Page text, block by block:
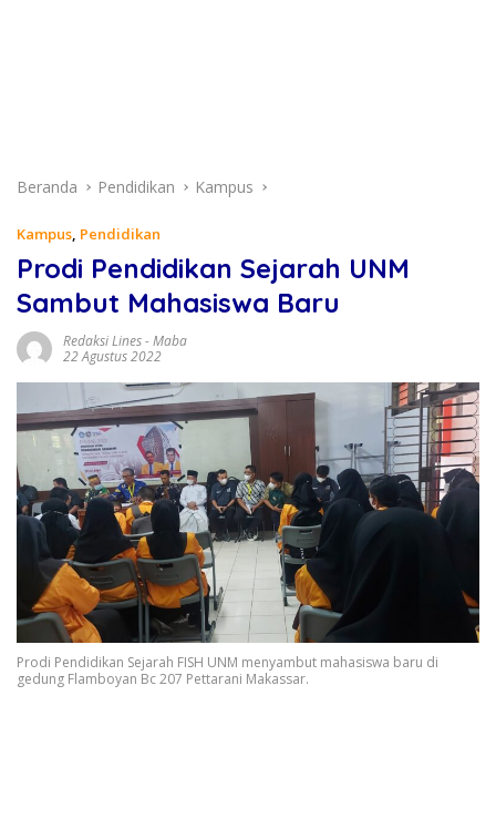
Beranda Pendidikan Kampus
Kampus, Pendidikan
Prodi Pendidikan Sejarah UNM
Sambut Mahasiswa Baru
Redaksi Lines-Maba
22 Agustus 2022
Prodi Pendidikan Sejarah FISH UNM menyambut mahasiswa baru di
gedung Flamboyan Bc 207 Pettarani Makassar.